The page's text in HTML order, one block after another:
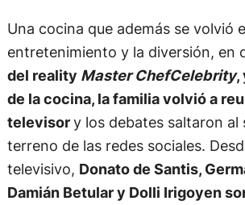
Una cocina que además se volvió
entretenimiento y la diversión, en
del reality Master ChefCelebrity,
de la cocina, la familia volvió a
televisory los debates saltaron al
terreno de las redes sociales.
televisivo, Donato de Santis,
Damián Betular y Dolli Irigoyen